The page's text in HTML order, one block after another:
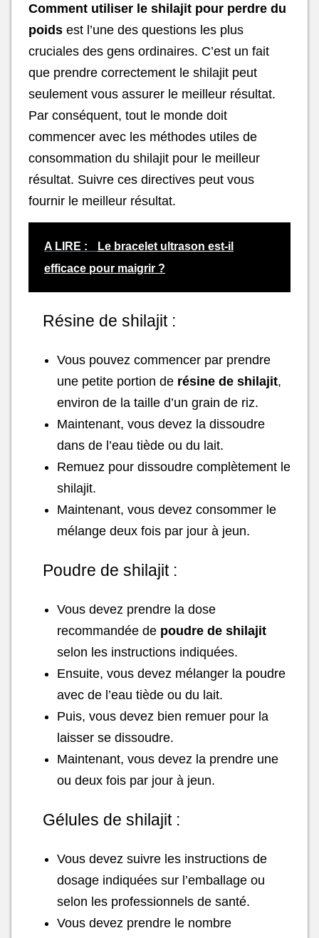
Comment utiliser le shilajit pour perdre du
poids est l’une des questions les plus
cruciales des gens ordinaires. C’est un fait
que prendre correctement le shilajit peut
seulement vous assurer le meilleur résultat.
Par conséquent, tout le monde doit
commencer avec les méthodes utiles de
consommation du shilajit pour le meilleur
résultat. Suivre ces directives peut vous
fournir le meilleur résultat.
A LIRE :
Le bracelet ultrason est-il
efficace pour maigrir ?
Résine de shilajit :
Vous pouvez commencer par prendre
une petite portion de résine de shilajit,
environ de la taille d’un grain de riz.
Maintenant, vous devez la dissoudre
dans de l’eau tiède ou du lait.
Remuez pour dissoudre complètement le
shilajit.
Maintenant, vous devez consommer le
mélange deux fois par jour à jeun.
Poudre de shilajit :
Vous devez prendre la dose
recommandée de poudre de shilajit
selon les instructions indiquées.
Ensuite, vous devez mélanger la poudre
avec de l’eau tiède ou du lait.
Puis, vous devez bien remuer pour la
laisser se dissoudre.
Maintenant, vous devez la prendre une
ou deux fois par jour à jeun.
Gélules de shilajit :
Vous devez suivre les instructions de
dosage indiquées sur l’emballage ou
selon les professionnels de santé.
Vous devez prendre le nombre